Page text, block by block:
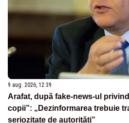
9 aug. 2026, 12:39
Arafat, după fake-news-ul
copii”: „Dezinformarea trebuie
seriozitate de autorități”